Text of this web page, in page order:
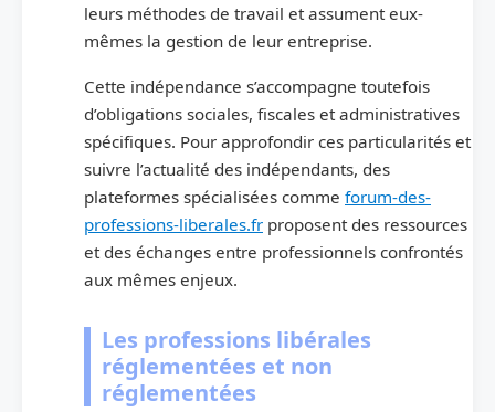
leurs méthodes de travail et assument eux-
mêmes la gestion de leur entreprise.
Cette indépendance s’accompagne toutefois
d’obligations sociales, fiscales et administratives
spécifiques. Pour approfondir ces particularités et
suivre l’actualité des indépendants, des
plateformes spécialisées comme forum-des-
professions-liberales.fr proposent des ressources
et des échanges entre professionnels confrontés
aux mêmes enjeux.
Les professions libérales
réglementées et non
réglementées